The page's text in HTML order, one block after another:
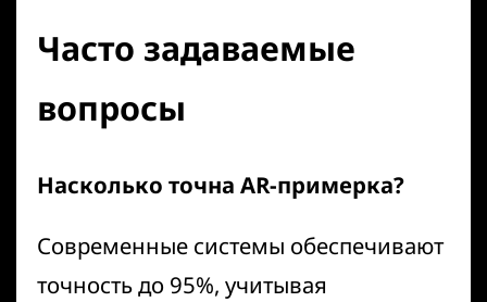
Часто задаваемые
вопросы
Насколько точна AR-примерка?
Современные системы обеспечивают
точность до 95%, учитывая